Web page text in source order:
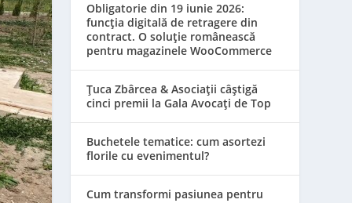
Obligatorie din 19 iunie 2026:
funcția digitală de retragere din
contract. O soluție românească
pentru magazinele WooCommerce
Țuca Zbârcea & Asociații câștigă
cinci premii la Gala Avocați de Top
Buchetele tematice: cum asortezi
florile cu evenimentul?
Cum transformi pasiunea pentru